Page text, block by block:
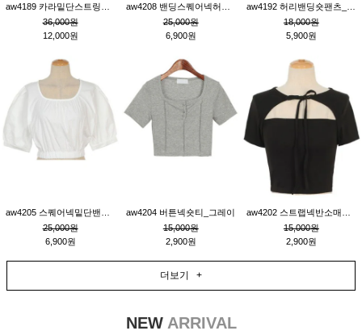
36,000원
12,000원
25,000원
6,900원
18,000원
5,900원
25,000원
6,900원
aw4204 버튼넥숏티_그레이
15,000원
2,900원
15,000원
2,900원
더보기 +
NEWARRIVAL